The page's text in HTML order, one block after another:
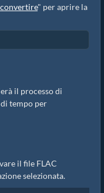
" per aprire la
il processo di
tempo per
il file FLAC
selezionata.